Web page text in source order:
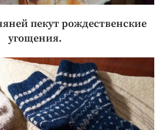
пекут рождественские
угощения.